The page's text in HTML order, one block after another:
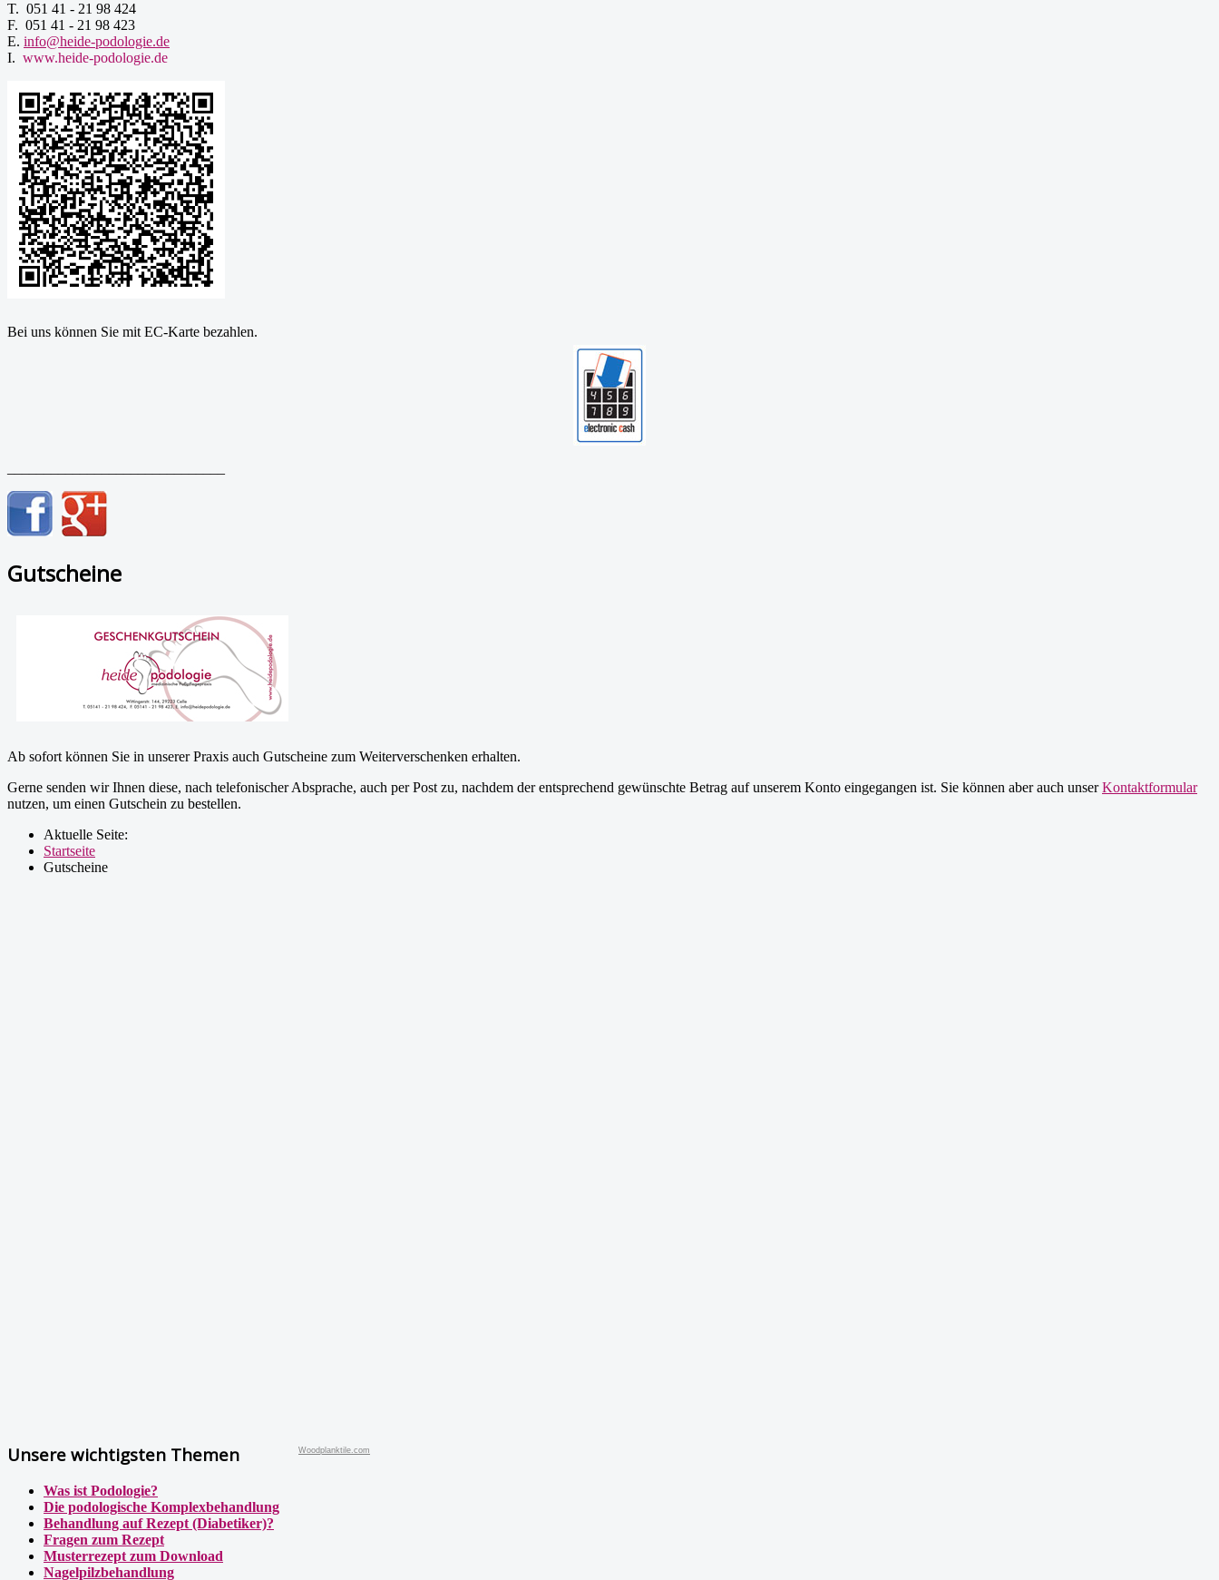
T. 051 41 - 21 98 424
F. 051 41 - 21 98 423
E. info@heide-podologie.de
I. www.heide-podologie.de
Bei uns können Sie mit EC-Karte bezahlen.
Gutscheine
Ab sofort können Sie in unserer Praxis auch Gutscheine zum Weiterverschenken erhalten.
Gerne senden wir Ihnen diese, nach telefonischer Absprache, auch per Post zu, nachdem der entsprechend gewünschte Betrag auf unserem Konto eingegangen ist. Sie können aber auch unserKontaktformular
nutzen, um einen Gutschein zu bestellen.
Aktuelle Seite:
Startseite
Gutscheine
Woodplanktile.com
Unsere wichtigsten Themen
Was ist Podologie?
Die podologische Komplexbehandlung
Behandlung auf Rezept (Diabetiker)?
Fragen zum Rezept
Musterrezept zum Download
Nagelpilzbehandlung